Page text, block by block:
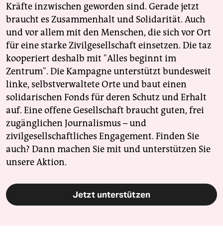
Kräfte inzwischen geworden sind. Gerade jetzt
braucht es Zusammenhalt und Solidarität. Auch
und vor allem mit den Menschen, die sich vor Ort
für eine starke Zivilgesellschaft einsetzen. Die taz
kooperiert deshalb mit "Alles beginnt im
Zentrum". Die Kampagne unterstützt bundesweit
linke, selbstverwaltete Orte und baut einen
solidarischen Fonds für deren Schutz und Erhalt
auf. Eine offene Gesellschaft braucht guten, frei
zugänglichen Journalismus – und
zivilgesellschaftliches Engagement. Finden Sie
auch? Dann machen Sie mit und unterstützen Sie
unsere Aktion.
Jetzt unterstützen